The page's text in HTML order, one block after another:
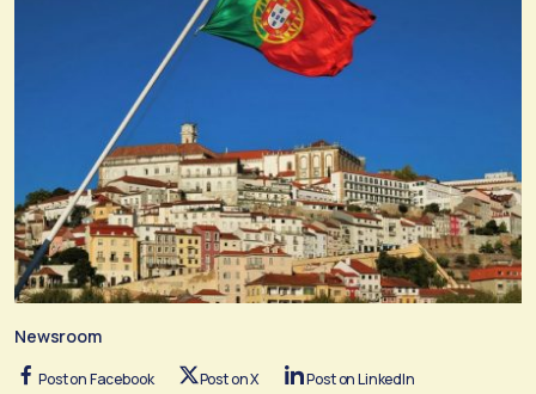
Newsroom
Post on Facebook Post on X Post on LinkedIn